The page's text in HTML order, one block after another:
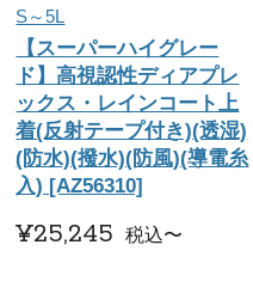
S～5L
【スーパーハイグレー
ド】高視認性ディアプレ
ックス・レインコート上
着(反射テープ付き)(透湿)
(防水)(撥水)(防風)(導電糸
入) [AZ56310]
¥25,245 税込〜